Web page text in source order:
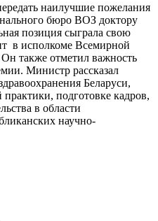
наилучшие пожелания
бюро ВОЗ доктору
позиция сыграла свою
в исполкоме Всемирной
также отметил важность
Министр рассказал
Беларуси,
подготовке кадров,
в области
научно-